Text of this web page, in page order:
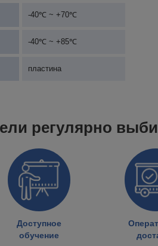
-40℃ ~ +70℃
-40℃ ~ +85℃
пластина
регулярно
Доступное
обучение